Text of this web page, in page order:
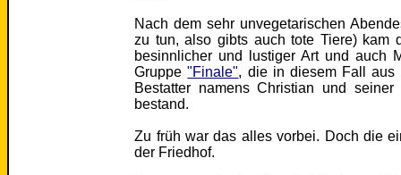
Nach dem sehr unvegetarischen
zu tun, also gibts auch tote Tiere) kam
besinnlicher und lustiger Art und auch
Gruppe"Finale", die in diesem Fall aus
Bestatter namens Christian und seiner
bestand.
Zu früh war das alles vorbei. Doch die
der Friedhof.